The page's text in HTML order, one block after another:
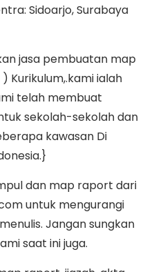
Sidoarjo, Surabaya
jasa pembuatan map
Kurikulum,.kami ialah
telah membuat
sekolah-sekolah dan
kawasan Di
dan map raport dari
untuk mengurangi
Jangan sungkan
saat ini juga.